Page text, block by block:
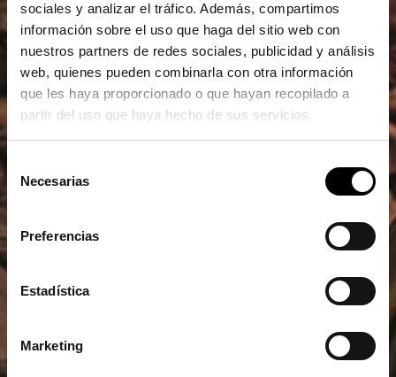
sociales y analizar el tráfico. Además, compartimos
información sobre el uso que haga del sitio web con
nuestros partners de redes sociales, publicidad y análisis
web, quienes pueden combinarla con otra información
que les haya proporcionado o que hayan recopilado a
partir del uso que haya hecho de sus servicios.
Necesarias
Preferencias
Estadística
Marketing